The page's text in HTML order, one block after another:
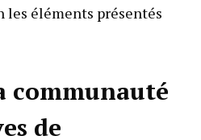
les éléments présentés
communauté
de